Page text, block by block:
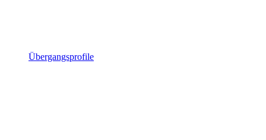
Übergangsprofile